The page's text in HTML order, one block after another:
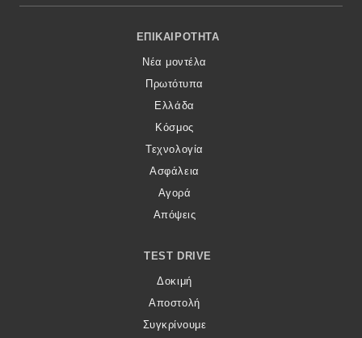
Footer Menu
ΕΠΙΚΑΙΡΌΤΗΤΑ
Νέα μοντέλα
Πρωτότυπα
Ελλάδα
Κόσμος
Τεχνολογία
Ασφάλεια
Αγορά
Απόψεις
TEST DRIVE
Δοκιμή
Αποστολή
Συγκρίνουμε